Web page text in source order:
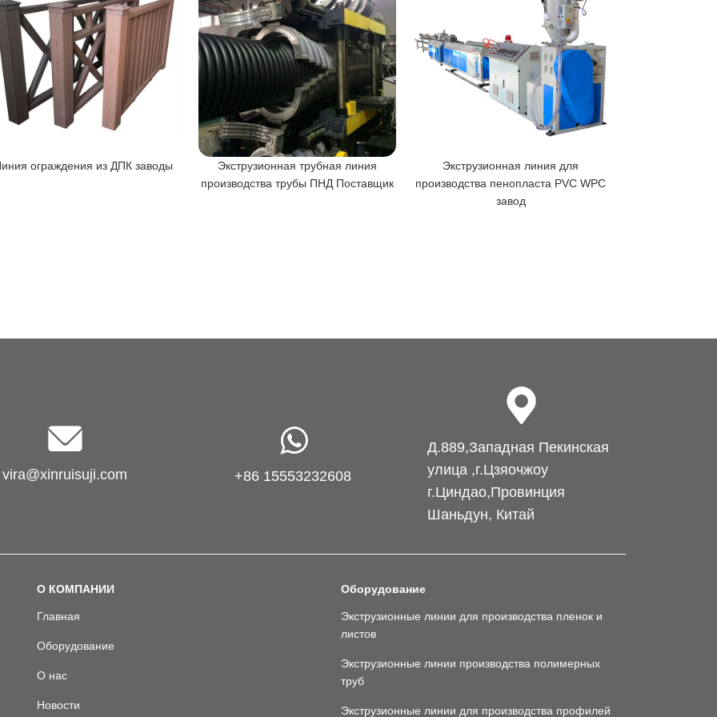
ограждения из ДПК заводы
Экструзионная трубная линия
производства трубы ПНД Поставщик
Экструзионная линия для
производства пенопласта PVC WPC
завод
vira@xinruisuji.com +86 15553232608
Д.889,Западная Пекинская
улица ,г.Цзяочжоу
г.Циндао,Провинция
Шаньдун, Китай
О КОМПАНИИ
Главная
Оборудование
О нас
Новости
Оборудование
Экструзионные линии для производства пленок и
листов
Экструзионные линии производства полимерных
труб
Экструзионные линии для производства профилей